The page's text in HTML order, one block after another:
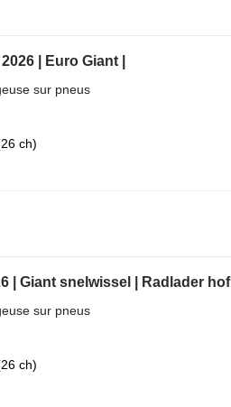
| Euro Giant |
sur pneus
ch)
| Giant snelwissel | Radlader
sur pneus
ch)